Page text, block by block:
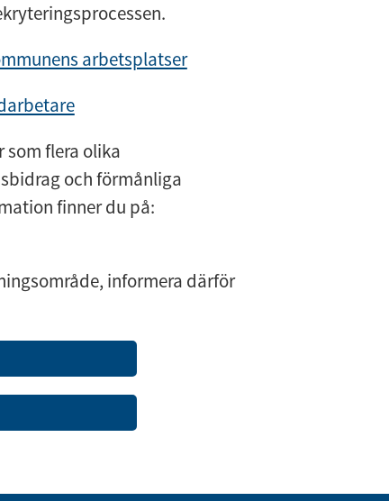
arbetsplatser
som flera olika
och förmånliga
finner du på:
informera därför